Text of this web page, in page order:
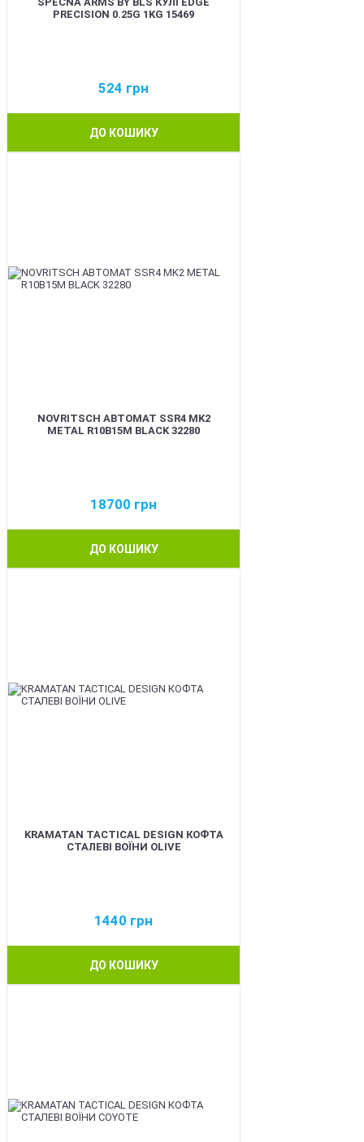
PRECISION 0.25G 1KG 15469
524 грн
ДО КОШИКУ
NOVRITSCH АВТОМАТ SSR4 MK2
METAL R10B15M BLACK 32280
18700 грн
ДО КОШИКУ
KRAMATAN TACTICAL DESIGN КОФТА
СТАЛЕВІ ВОЇНИ OLIVE
1440 грн
ДО КОШИКУ